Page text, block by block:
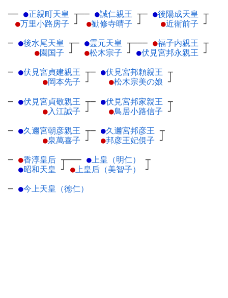
── ●正親町天皇 ┬
●万里小路房子 ┘
── ●誠仁親王 ┬
●勧修寺晴子 ┘
─ ●後陽成天皇 ┬
●近衛前子 ┘
─ ●後水尾天皇 ┬
●園国子 ┘
─ ●霊元天皇 ┬
●松木宗子 ┘
─── ●福子内親王 ┬
●伏見宮邦永親王 ┘
─ ●伏見宮貞建親王 ┬
●岡本先子 ┘
─ ●伏見宮邦頼親王 ┬
●松木宗美の娘 ┘
─ ●伏見宮貞敬親王 ┬
●入江誠子 ┘
─ ●伏見宮邦家親王 ┬
●鳥居小路信子 ┘
─ ●久邇宮朝彦親王 ┬
●泉萬喜子 ┘
─ ●久邇宮邦彦王 ┬
●邦彦王妃俔子 ┘
─ ●香淳皇后 ┬
●昭和天皇 ┘
─── ●上皇（明仁）
┬
●上皇后（美智子） ┘
─ ●今上天皇（徳仁）